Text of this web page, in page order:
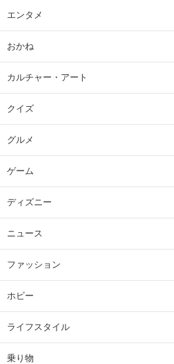
エンタメ
おかね
カルチャー・アート
クイズ
グルメ
ゲーム
ディズニー
ニュース
ファッション
ホビー
ライフスタイル
乗り物